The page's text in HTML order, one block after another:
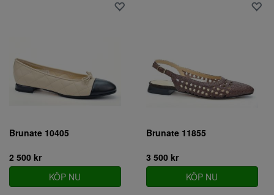
Brunate 10405
2 500 kr
KÖP NU
Brunate 11855
3 500 kr
KÖP NU